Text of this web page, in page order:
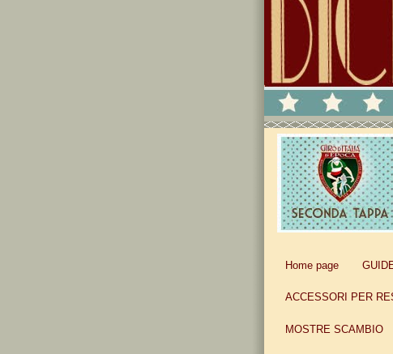
Home page
ACCESSORI PER
MOSTRE SCAMBIO